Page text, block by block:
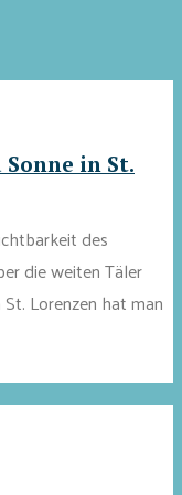
Sonne in St.
des
die weiten Täler
Lorenzen hat man